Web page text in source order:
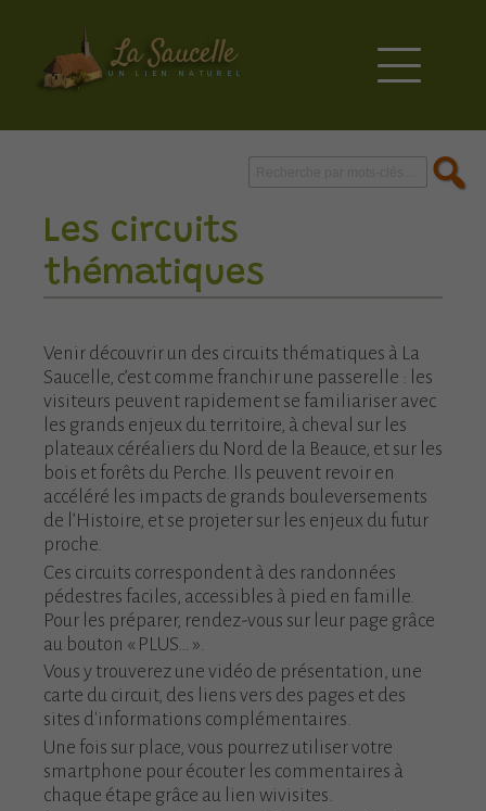
La Saucelle
UN LIEN NATUREL
Les circuits
thématiques
Venir découvrir un des circuits thématiques à La
Saucelle, c’est comme franchir une passerelle : les
visiteurs peuvent rapidement se familiariser avec
les grands enjeux du territoire, à cheval sur les
plateaux céréaliers du Nord de la Beauce, et sur les
bois et forêts du Perche. Ils peuvent revoir en
accéléré les impacts de grands bouleversements
de l’Histoire, et se projeter sur les enjeux du futur
proche.
Ces circuits correspondent à des randonnées
pédestres faciles, accessibles à pied en famille.
Pour les préparer, rendez-vous sur leur page grâce
au bouton « PLUS… ».
Vous y trouverez une vidéo de présentation, une
carte du circuit, des liens vers des pages et des
sites d'informations complémentaires.
Une fois sur place, vous pourrez utiliser votre
smartphone pour écouter les commentaires à
chaque étape grâce au lien wivisites.